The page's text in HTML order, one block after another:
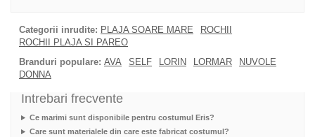
Categorii inrudite: PLAJA SOARE MARE
ROCHII
ROCHII PLAJA SI PAREO
Branduri populare: AVA SELF LORIN LORMAR
NUVOLE
DONNA
Intrebari frecvente
Ce marimi sunt disponibile pentru costumul Eris?
Care sunt materialele din care este fabricat costumul?